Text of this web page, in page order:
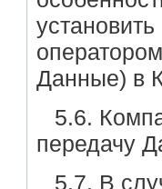
Данные) в
5.6.
передачу
5.7. В